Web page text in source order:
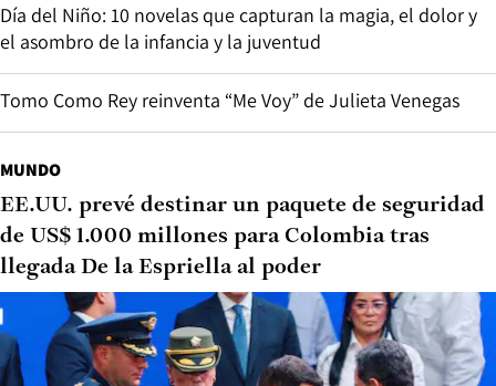
Día del Niño: 10 novelas que capturan la magia, el dolor y
el asombro de la infancia y la juventud
Tomo Como Rey reinventa “Me Voy” de Julieta Venegas
MUNDO
EE.UU. prevé destinar un paquete de seguridad
de US$ 1.000 millones para Colombia tras
llegada De la Espriella al poder